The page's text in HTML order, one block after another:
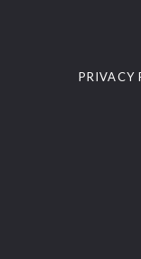
PRIVACY